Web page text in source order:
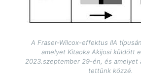
A Fraser-Wilcox-effektus IIA
amelyet Kitaoka Akijosi küldött
2023.szeptember 29-én, és amelyet
tettünk közzé.